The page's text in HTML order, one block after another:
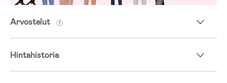
Arvostelut
Hintahistoria